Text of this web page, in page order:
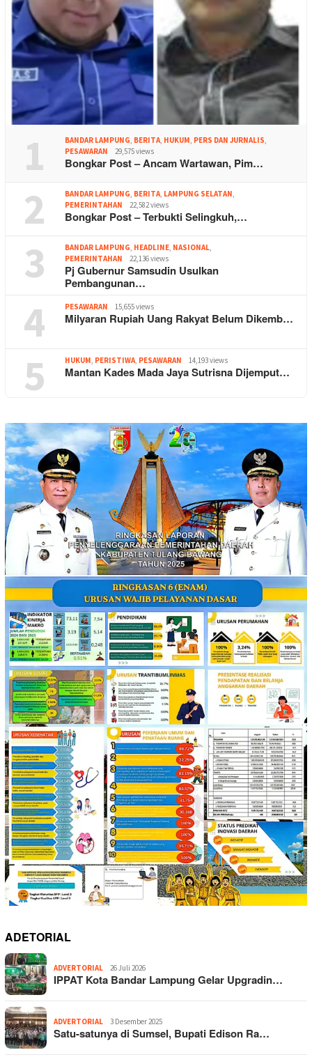
1 BANDAR LAMPUNG, BERITA, HUKUM, PERS DAN JURNALIS,
PESAWARAN
29,575 views
Bongkar Post – Ancam Wartawan, Pim…
2 BANDAR LAMPUNG, BERITA, LAMPUNG SELATAN,
PEMERINTAHAN
22,582 views
Bongkar Post – Terbukti Selingkuh,…
3 BANDAR LAMPUNG, HEADLINE, NASIONAL,
PEMERINTAHAN
22,136 views
Pj Gubernur Samsudin Usulkan
Pembangunan…
4 PESAWARAN 15,655 views
Milyaran Rupiah Uang Rakyat Belum Dikemb…
5 HUKUM, PERISTIWA, PESAWARAN 14,193 views
Mantan Kades Mada Jaya Sutrisna Dijemput…
ADETORIAL
ADVERTORIAL 26 Juli 2026
IPPAT Kota Bandar Lampung Gelar Upgradin…
ADVERTORIAL 3 Desember 2025
Satu-satunya di Sumsel, Bupati Edison Ra…